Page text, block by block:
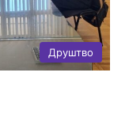
Друштво